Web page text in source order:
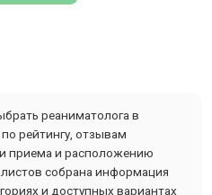
реаниматолога в
рейтингу, отзывам
приема и расположению
собрана информация
и доступных вариантах